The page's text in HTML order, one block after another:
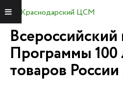
Программы
товаров
Краснодарский ЦСМ